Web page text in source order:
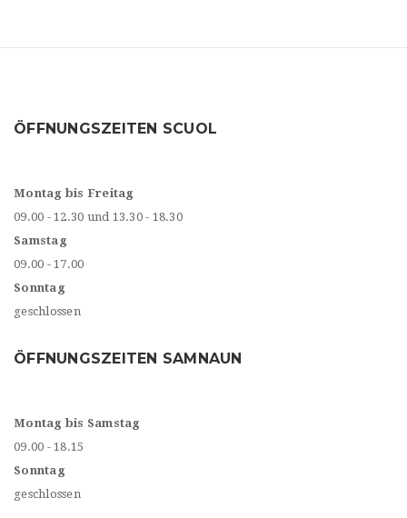
ÖFFNUNGSZEITEN SCUOL
Montag bis Freitag
09.00 - 12.30 und 13.30 - 18.30
Samstag
09.00 - 17.00
Sonntag
geschlossen
ÖFFNUNGSZEITEN SAMNAUN
Montag bis Samstag
09.00 - 18.15
Sonntag
geschlossen